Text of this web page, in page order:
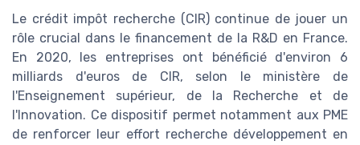
Le crédit impôt recherche (CIR) continue de jouer un
rôle crucial dans le financement de la R&D en France.
En 2020, les entreprises ont bénéficié d'environ 6
milliards d'euros de CIR, selon le ministère de
l'Enseignement supérieur, de la Recherche et de
l'Innovation. Ce dispositif permet notamment aux PME
de renforcer leur effort recherche développement en